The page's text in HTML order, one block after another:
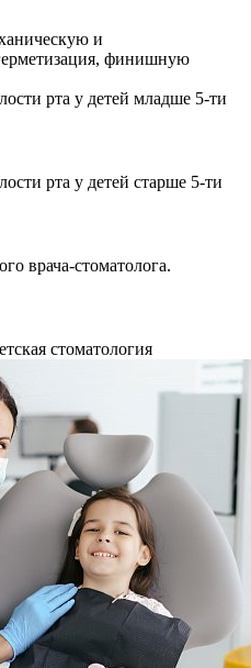
и
финишную
рта у детей младше 5-ти
рта у детей старше 5-ти
врача-стоматолога.
стоматология